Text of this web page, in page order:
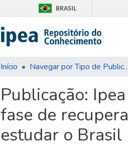
BRASIL
Início Navegar por
Publicação:
fase de
estudar o Brasil